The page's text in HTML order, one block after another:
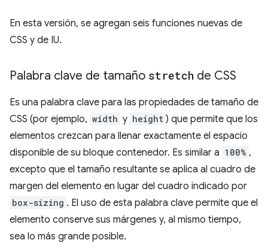
En esta versión, se agregan seis funciones nuevas de
CSS y de IU.
Palabra clave de tamaño stretch de CSS
Es una palabra clave para las propiedades de tamaño de
CSS (por ejemplo, width y height ) que permite que los
elementos crezcan para llenar exactamente el espacio
disponible de su bloque contenedor. Es similar a 100% ,
excepto que el tamaño resultante se aplica al cuadro de
margen del elemento en lugar del cuadro indicado por
box-sizing . El uso de esta palabra clave permite que el
elemento conserve sus márgenes y, al mismo tiempo,
sea lo más grande posible.